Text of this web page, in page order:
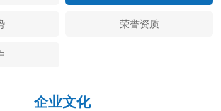
荣誉资质
企业文化